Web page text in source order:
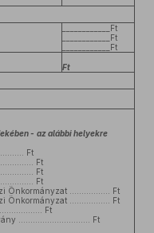
____________Ft
____________Ft
____________Ft
Ft
- az alábbi helyekre
Ft
Ft
Ft
Ft
…………….. Ft
…………….. Ft
Ft
………………………… Ft